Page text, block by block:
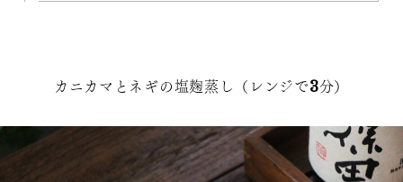
カニカマとネギの塩麹蒸し（レンジで3分）